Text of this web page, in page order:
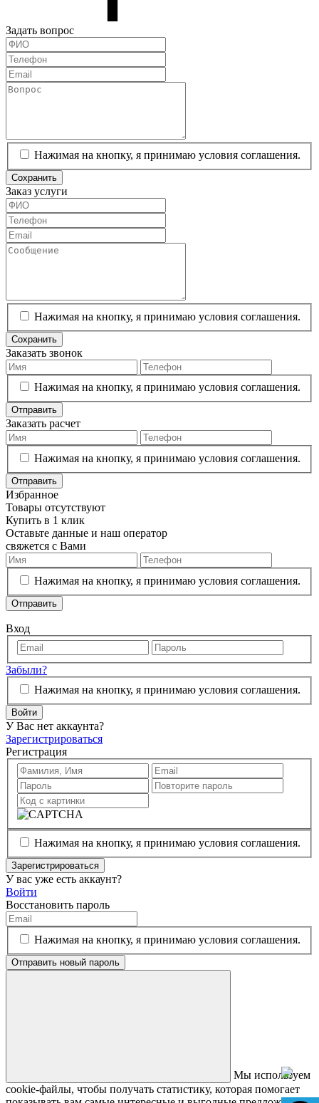
Задать вопрос
Нажимая на кнопку, я принимаю условия соглашения.
Сохранить
Заказ услуги
Нажимая на кнопку, я принимаю условия соглашения.
Сохранить
Заказать звонок
Нажимая на кнопку, я принимаю условия соглашения.
Отправить
Заказать расчет
Нажимая на кнопку, я принимаю условия соглашения.
Отправить
Избранное
Товары отсутствуют
Купить в 1 клик
Оставьте данные и наш оператор
свяжется с Вами
Нажимая на кнопку, я принимаю условия соглашения.
Отправить
Вход
Забыли?
Нажимая на кнопку, я принимаю условия соглашения.
Войти
У Вас нет аккаунта?
Зарегистрироваться
Регистрация
Нажимая на кнопку, я принимаю условия соглашения.
Зарегистрироваться
У вас уже есть аккаунт?
Войти
Восстановить пароль
Нажимая на кнопку, я принимаю условия соглашения.
Отправить новый пароль
Мы используем
cookie-файлы, чтобы получать статистику, которая помогает